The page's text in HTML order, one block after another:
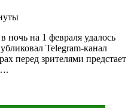
ночь на 1 февраля удалось
Telegram-канал
перед зрителями предстает